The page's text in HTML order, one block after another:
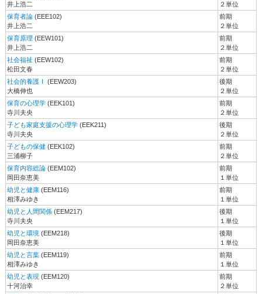
井上浩二
２単位
保育者論(EEE102)
井上浩二
前期
２単位
保育原理 (EEW101)
井上浩二
前期
２単位
社会福祉 (EEW102)
松田文春
前期
２単位
社会的養護Ⅰ
(EEW203)
大橋伸也
後期
２単位
保育の心理学(EEK101)
寺川夫央
前期
２単位
子ども家庭支援の心理学(EEK211)
寺川夫央
後期
２単位
子どもの保健 (EEK102)
三浦柳子
前期
２単位
保育内容総論(EEM102)
岡田奈恵美
前期
１単位
幼児と健康(EEM116)
相澤みゆき
前期
１単位
幼児と人間関係(EEM217)
寺川夫央
後期
１単位
幼児と環境 (EEM218)
岡田奈恵美
後期
１単位
幼児と言葉(EEM119)
相澤みゆき
前期
１単位
幼児と表現 (EEM120)
十河治幸
前期
２単位